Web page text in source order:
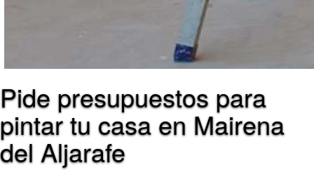
Pide presupuestos para
pintar tu casa en Mairena
del Aljarafe